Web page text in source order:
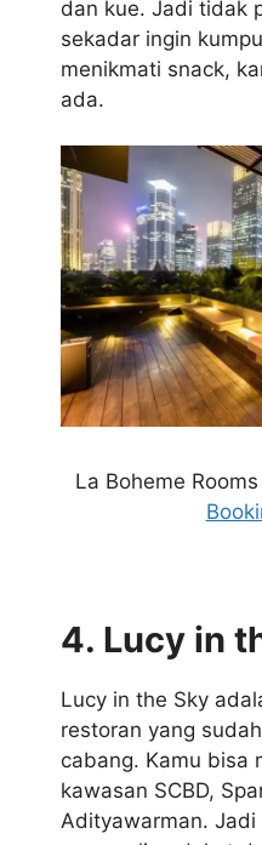
dan kue. Jadi tidak
sekadar ingin
menikmati snack,
ada.
La Boheme
4. Lucy in
Lucy in the Sky
restoran yang
cabang. Kamu bisa
kawasan SCBD,
Adityawarman.